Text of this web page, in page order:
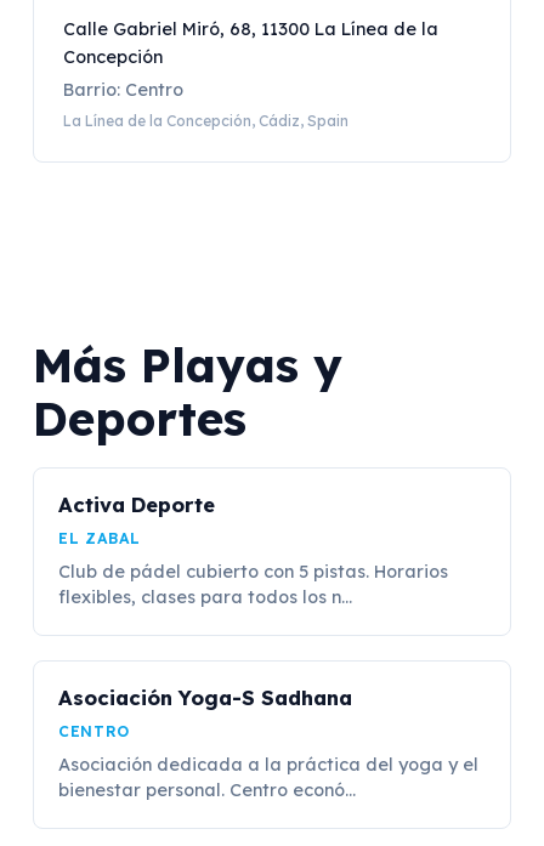
Calle Gabriel Miró, 68, 11300 La Línea de la
Concepción
Barrio: Centro
La Línea de la Concepción, Cádiz, Spain
Más Playas y
Deportes
Activa Deporte
EL ZABAL
Club de pádel cubierto con 5 pistas. Horarios
flexibles, clases para todos los n...
Asociación Yoga-S Sadhana
CENTRO
Asociación dedicada a la práctica del yoga y el
bienestar personal. Centro econó...